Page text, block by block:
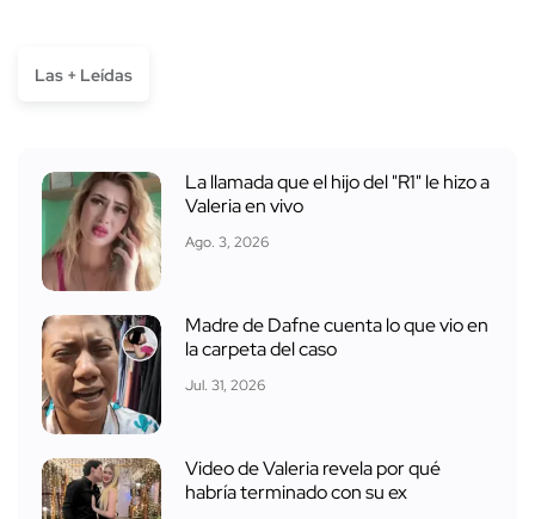
Las + Leídas
La llamada que el hijo del "R1" le hizo a
Valeria en vivo
Ago. 3, 2026
Madre de Dafne cuenta lo que vio en
la carpeta del caso
Jul. 31, 2026
Video de Valeria revela por qué
habría terminado con su ex